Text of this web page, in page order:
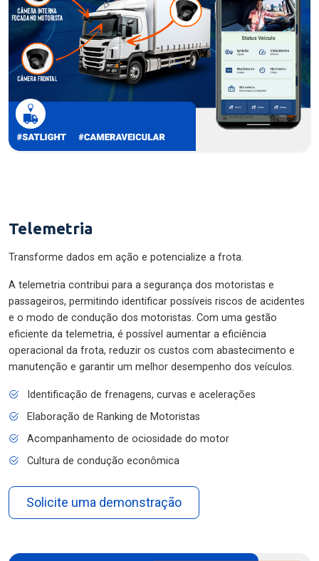
Telemetria
Transforme dados em ação e potencialize a frota.
A telemetria contribui para a segurança dos motoristas e
passageiros, permitindo identificar possíveis riscos de acidentes
e o modo de condução dos motoristas. Com uma gestão
eficiente da telemetria, é possível aumentar a eficiência
operacional da frota, reduzir os custos com abastecimento e
manutenção e garantir um melhor desempenho dos veículos.
Identificação de frenagens, curvas e acelerações
Elaboração de Ranking de Motoristas
Acompanhamento de ociosidade do motor
Cultura de condução econômica
Solicite uma demonstração